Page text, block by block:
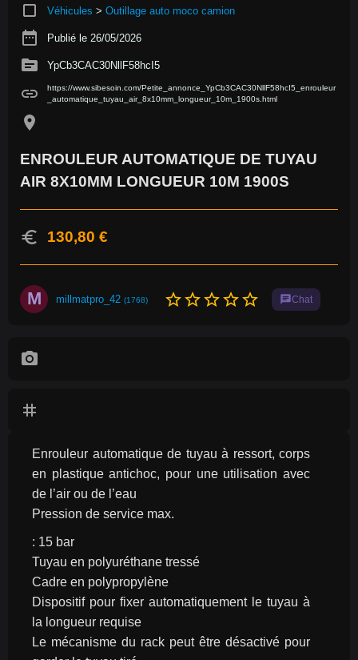
crop_square Véhicules > Outillage auto moco camion
date_range Publié le 26/05/2026
source YpCb3CAC30NllF58hcI5
link
https://www.sibesoin.com/Petite_annonce_YpCb3CAC30NllF58hcI5_enrouleur
_automatique_tuyau_air_8x10mm_longueur_10m_1900s.html
location_on
ENROULEUR AUTOMATIQUE DE TUYAU
AIR 8X10MM LONGUEUR 10M 1900S
euro 130,80 €
M millmatpro_42 (1768) star_borderstar_borderstar_borderstar_borderstar_border chatChat
photo_camera
tag
Enrouleur automatique de tuyau à ressort, corps
en plastique antichoc, pour une utilisation avec
de l’air ou de l’eau
Pression de service max.
: 15 bar
Tuyau en polyuréthane tressé
Cadre en polypropylène
Dispositif pour fixer automatiquement le tuyau à
la longueur requise
Le mécanisme du rack peut être désactivé pour